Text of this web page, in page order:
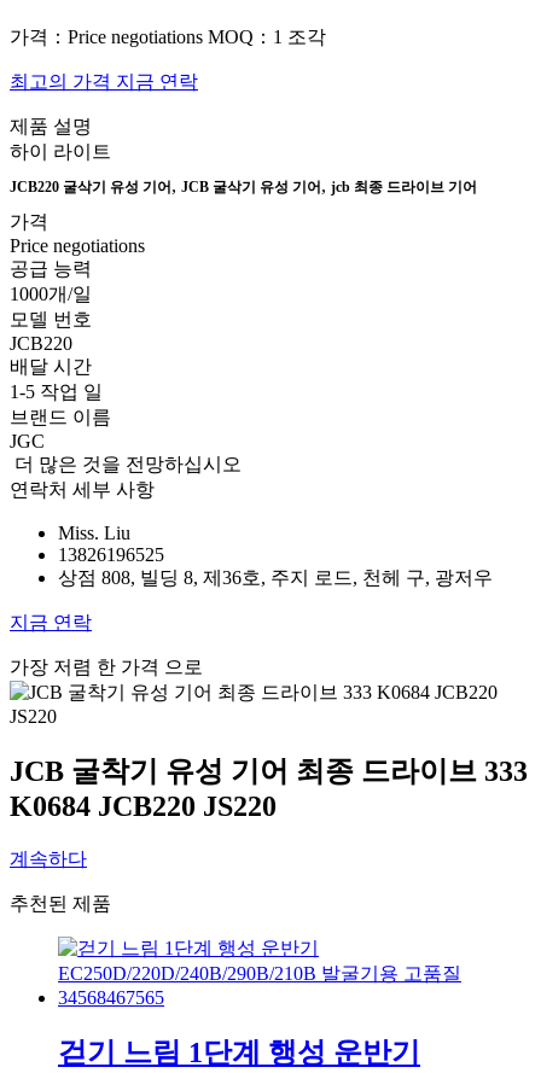
가격：Price negotiations MOQ：1 조각
최고의 가격 지금 연락
제품 설명
하이 라이트
JCB220 굴삭기 유성 기어, JCB 굴삭기 유성 기어, jcb 최종 드라이브 기어
가격
Price negotiations
공급 능력
1000개/일
모델 번호
JCB220
배달 시간
1-5 작업 일
브랜드 이름
JGC
더 많은 것을 전망하십시오
연락처 세부 사항
Miss. Liu
13826196525
상점 808, 빌딩 8, 제36호, 주지 로드, 천헤 구, 광저우
지금 연락
가장 저렴 한 가격 으로
JCB 굴착기 유성 기어 최종 드라이브 333
K0684 JCB220 JS220
계속하다
추천된 제품
걷기 느림 1단계 행성 운반기